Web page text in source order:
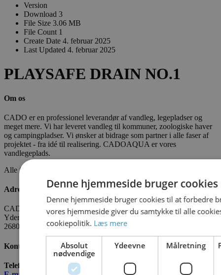
Version
Download 3
File Size 3.06 MB
File Count 1
Create Date 4. februar 2025
Last Updated 4. februar 2025
PLAYSAFE DRAIN NO.1
Om os
CADO er en professionel leverandør af vandleg, legepladser og
meget mere. Vi har leveret vandleg til kommuner, zoologiske haver
og campingpladser. Vi ønsker at bidrage som partner i alle faser af
projektet - fra idé til realisering. CADOAQUA er vores
vandlegeplads.
Alle fakta om CADO er tilgængelige
Adresse
CADO AQUA Danmark
Yderholmvej 35
2680 Solrød
Kontakt os
Telefon:
+45 7022 2628
Denne hjemmeside bruger cookies
Denne hjemmeside bruger cookies til at forbedre
vores hjemmeside giver du samtykke til alle
cookiepolitik. Læs mere
Absolut
nødvendige
Ydeevne Målretning